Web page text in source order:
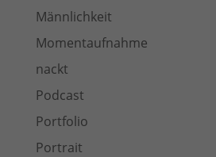
Männlichkeit
Momentaufnahme
nackt
Podcast
Portfolio
Portrait